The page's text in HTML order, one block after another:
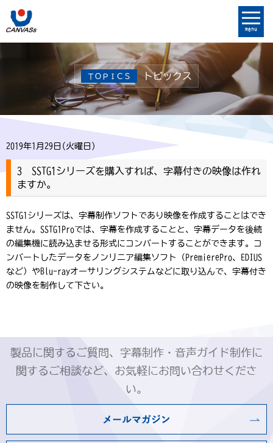
menu
ＴＯＰＩＣＳ トピックス
2019年1月29日(火曜日)
3 SSTG1シリーズを購入すれば、字幕付きの映像は作れ
ますか。
SSTG1シリーズは、字幕制作ソフトであり映像を作成することはでき
ません。SSTG1Proでは、字幕を作成することと、字幕データを後続
の編集機に読み込ませる形式にコンバートすることができます。コ
ンバートしたデータをノンリニア編集ソフト（PremierePro、EDIUS
など）やBlu-rayオーサリングシステムなどに取り込んで、字幕付き
の映像を制作して下さい。
製品に関するご質問、字幕制作・音声ガイド制作に
関するご相談など、お気軽にお問い合わせくださ
い。